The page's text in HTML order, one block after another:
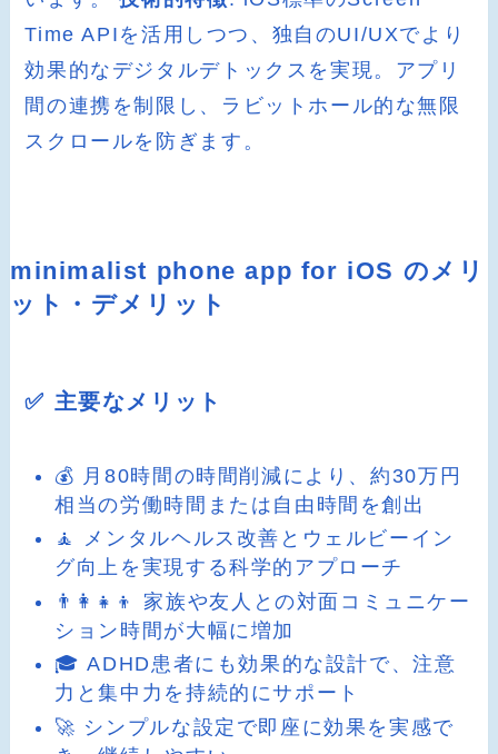
Time APIを活用しつつ、独自のUI/UXでより
効果的なデジタルデトックスを実現。アプリ
間の連携を制限し、ラビットホール的な無限
スクロールを防ぎます。
minimalist phone app for iOS のメリ
ット・デメリット
✅ 主要なメリット
💰 月80時間の時間削減により、約30万円
相当の労働時間または自由時間を創出
🧘 メンタルヘルス改善とウェルビーイン
グ向上を実現する科学的アプローチ
👨‍👩‍👧‍👦 家族や友人との対面コミュニケー
ション時間が大幅に増加
🎓 ADHD患者にも効果的な設計で、注意
力と集中力を持続的にサポート
🚀 シンプルな設定で即座に効果を実感で